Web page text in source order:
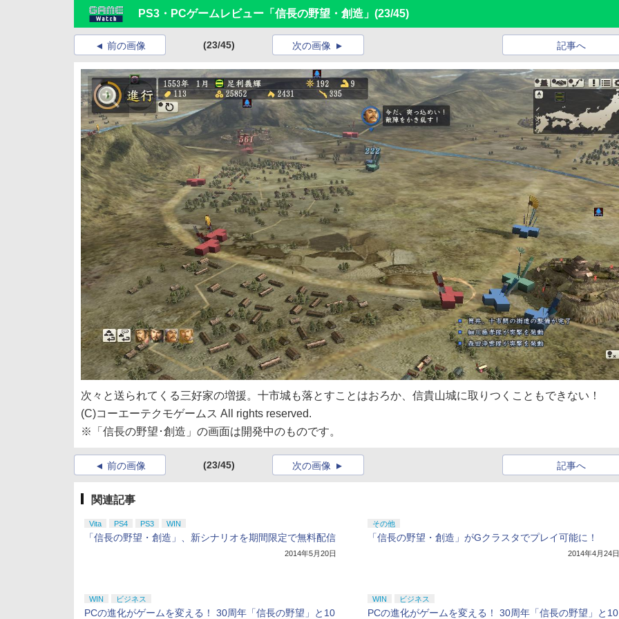
PS3・PCゲームレビュー「信長の野望・創造」 (23/45)
前の画像 (23/45) 記事へ
次の画像
次々と送られてくる三好家の増援。十市城も落とすことはおろか、信貴山城に取りつくこともできない！
(C)コーエーテクモゲームス All rights reserved.
※「信長の野望･創造」の画面は開発中のものです。
前の画像 (23/45) 記事へ
次の画像
関連記事
Vita PS4 PS3 WIN
「信長の野望・創造」、新シナリオを期間限定で無料配信
2014年5月20日
その他
「信長の野望・創造」がGクラスタでプレイ可能に！
2014年4月24日
WIN ビジネス
PCの進化がゲームを変える！ 30周年「信長の野望」と10
WIN ビジネス
PCの進化がゲームを変える！ 30周年「信長の野望」と10